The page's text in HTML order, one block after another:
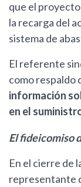
que el
la recarga del
sistema de
El referente
como respaldo
información
en el
El fideicomiso
En el cierre de
representante